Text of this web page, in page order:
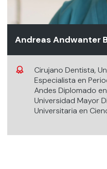
Andreas Andwanter
Cirujano Dentista,
Especialista en
Andes Diplomado
Universidad Mayor
Universitaria en